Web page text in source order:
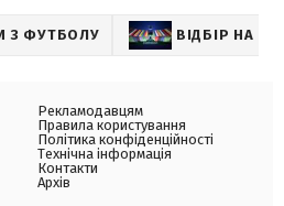
З ФУТБОЛУ ВІДБІР НА
Рекламодавцям
Правила користування
Політика конфіденційності
Технічна інформація
Контакти
Архів